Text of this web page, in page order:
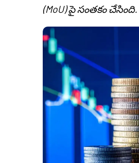
(MoU) పై సంతకం చేసింది.